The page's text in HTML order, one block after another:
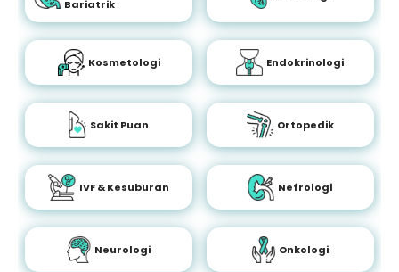
Bariatrik
Kosmetologi Endokrinologi
Sakit Puan Ortopedik
IVF & Kesuburan Nefrologi
Neurologi Onkologi